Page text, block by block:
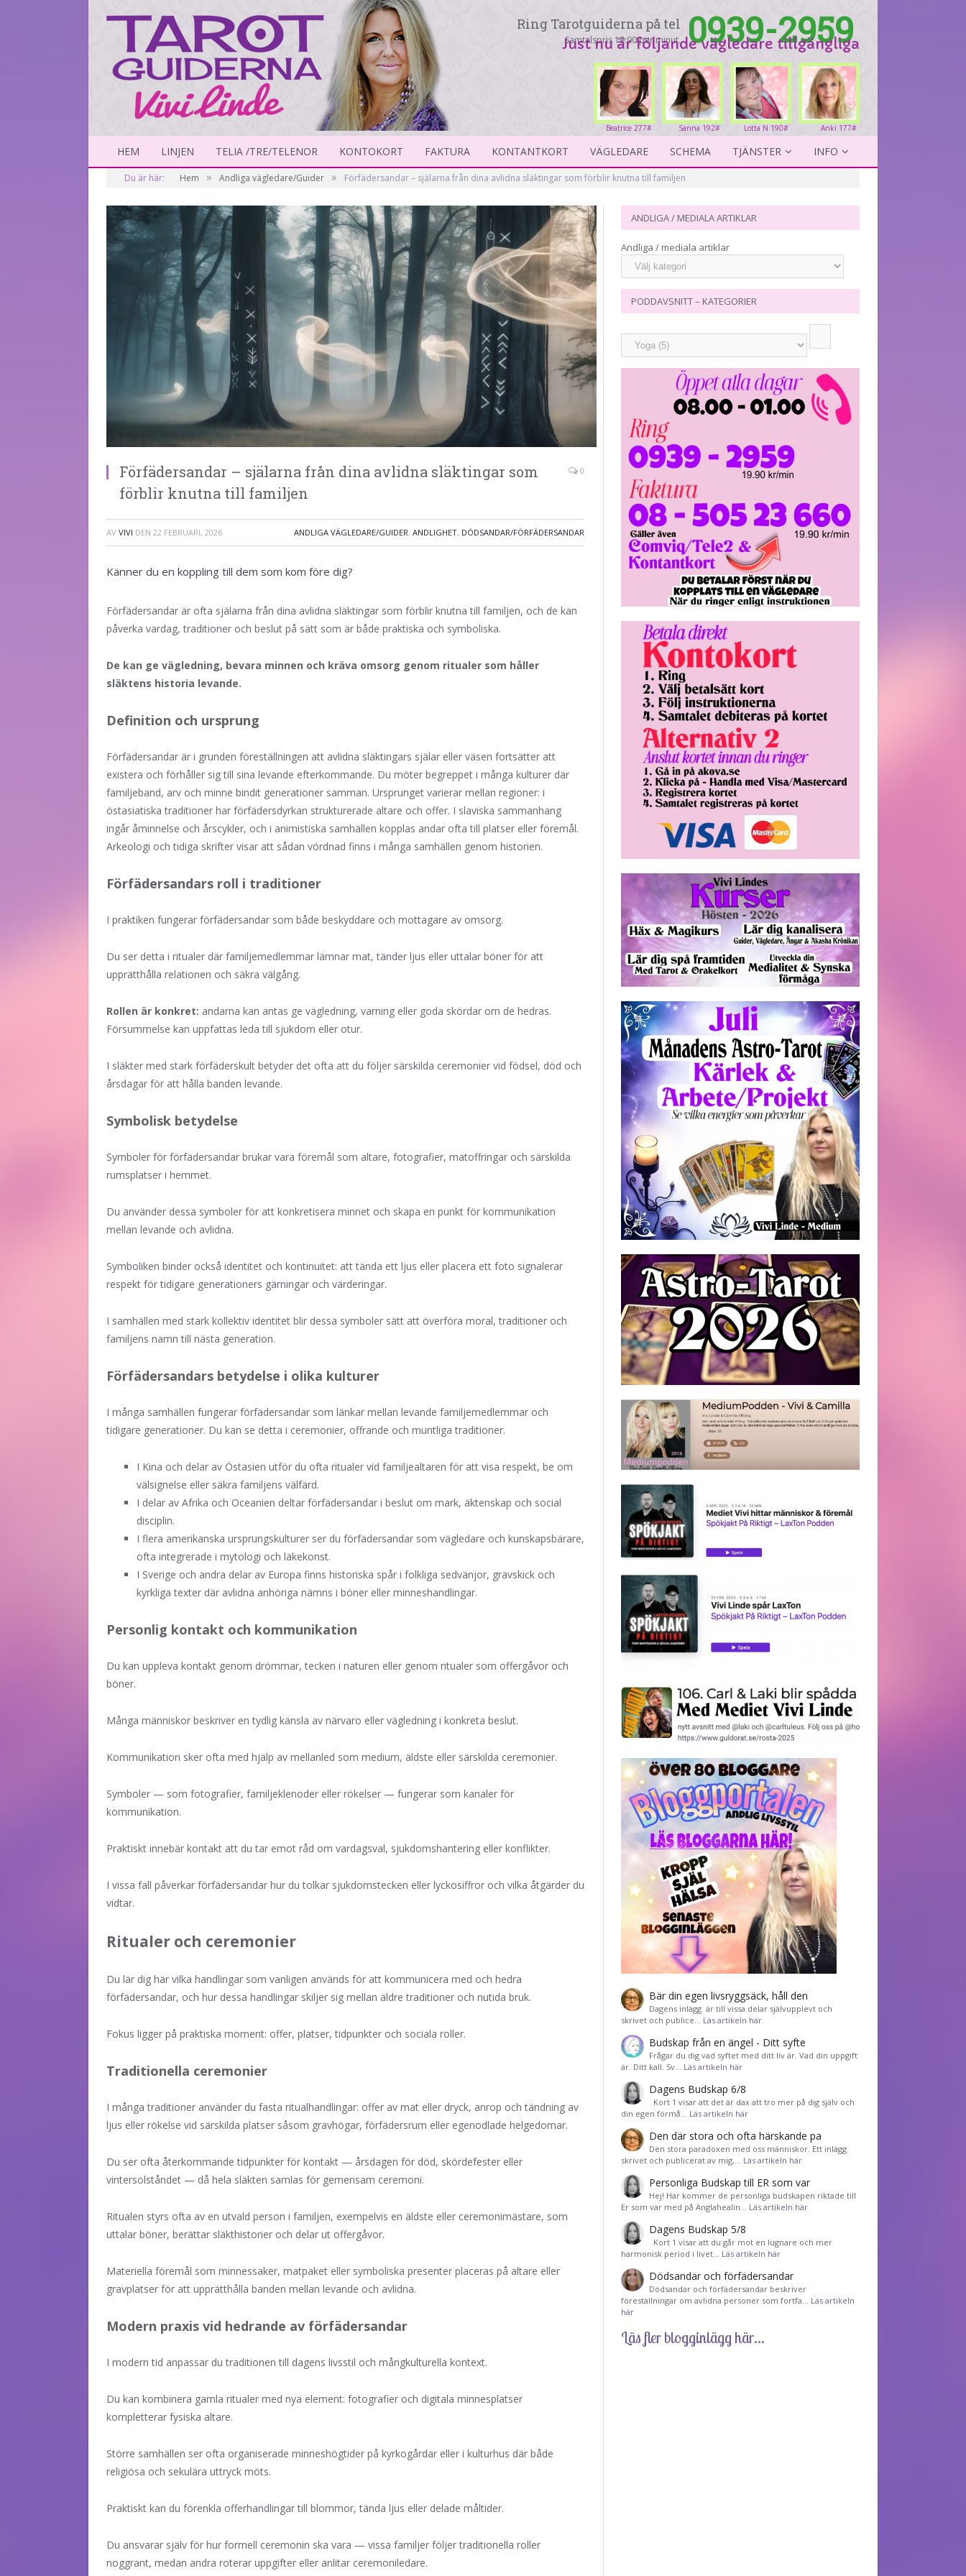
Ring Tarotguiderna på tel
Samtalspris 19:90 per minut. 0939-2959
Just nu är följande vägledare tillgängliga
Anki 177#
Lotta N 190#
Sanna 192#
Beatrice 277#
HEM LINJEN TELIA /TRE/TELENOR KONTOKORT FAKTURA KONTANTKORT VÄGLEDARE SCHEMA TJÄNSTER INFO
Du är här: Hem » Andliga vägledare/Guider » Förfädersandar – själarna från dina avlidna släktingar som förblir knutna till familjen
Förfädersandar – själarna från dina avlidna släktingar som
förblir knutna till familjen
0
AV VIVI DEN 22 FEBRUARI, 2026 ANDLIGA VÄGLEDARE/GUIDER,ANDLIGHET, DÖDSANDAR/FÖRFÄDERSANDAR
Känner du en koppling till dem som kom före dig?
Förfädersandar är ofta själarna från dina avlidna släktingar som förblir knutna till familjen, och de kan
påverka vardag, traditioner och beslut på sätt som är både praktiska och symboliska.
De kan ge vägledning, bevara minnen och kräva omsorg genom ritualer som håller
släktens historia levande.
Definition och ursprung
Förfädersandar är i grunden föreställningen att avlidna släktingars själar eller väsen fortsätter att
existera och förhåller sig till sina levande efterkommande. Du möter begreppet i många kulturer där
familjeband, arv och minne bindit generationer samman. Ursprunget varierar mellan regioner: i
östasiatiska traditioner har förfädersdyrkan strukturerade altare och offer. I slaviska sammanhang
ingår åminnelse och årscykler, och i animistiska samhällen kopplas andar ofta till platser eller föremål.
Arkeologi och tidiga skrifter visar att sådan vördnad finns i många samhällen genom historien.
Förfädersandars roll i traditioner
I praktiken fungerar förfädersandar som både beskyddare och mottagare av omsorg.
Du ser detta i ritualer där familjemedlemmar lämnar mat, tänder ljus eller uttalar böner för att
upprätthålla relationen och säkra välgång.
Rollen är konkret: andarna kan antas ge vägledning, varning eller goda skördar om de hedras.
Försummelse kan uppfattas leda till sjukdom eller otur.
I släkter med stark förfäderskult betyder det ofta att du följer särskilda ceremonier vid födsel, död och
årsdagar för att hålla banden levande.
Symbolisk betydelse
Symboler för förfädersandar brukar vara föremål som altare, fotografier, matoffringar och särskilda
rumsplatser i hemmet.
Du använder dessa symboler för att konkretisera minnet och skapa en punkt för kommunikation
mellan levande och avlidna.
Symboliken binder också identitet och kontinuitet: att tända ett ljus eller placera ett foto signalerar
respekt för tidigare generationers gärningar och värderingar.
I samhällen med stark kollektiv identitet blir dessa symboler sätt att överföra moral, traditioner och
familjens namn till nästa generation.
Förfädersandars betydelse i olika kulturer
I många samhällen fungerar förfädersandar som länkar mellan levande familjemedlemmar och
tidigare generationer. Du kan se detta i ceremonier, offrande och muntliga traditioner.
I Kina och delar av Östasien utför du ofta ritualer vid familjealtaren för att visa respekt, be om
välsignelse eller säkra familjens välfärd.
I delar av Afrika och Oceanien deltar förfädersandar i beslut om mark, äktenskap och social
disciplin.
I flera amerikanska ursprungskulturer ser du förfädersandar som vägledare och kunskapsbärare,
ofta integrerade i mytologi och läkekonst.
I Sverige och andra delar av Europa finns historiska spår i folkliga sedvänjor, gravskick och
kyrkliga texter där avlidna anhöriga nämns i böner eller minneshandlingar.
Personlig kontakt och kommunikation
Du kan uppleva kontakt genom drömmar, tecken i naturen eller genom ritualer som offergåvor och
böner.
Många människor beskriver en tydlig känsla av närvaro eller vägledning i konkreta beslut.
Kommunikation sker ofta med hjälp av mellanled som medium, äldste eller särskilda ceremonier.
Symboler — som fotografier, familjeklenoder eller rökelser — fungerar som kanaler för
kommunikation.
Praktiskt innebär kontakt att du tar emot råd om vardagsval, sjukdomshantering eller konflikter.
I vissa fall påverkar förfädersandar hur du tolkar sjukdomstecken eller lyckosiffror och vilka åtgärder du
vidtar.
Ritualer och ceremonier
Du lär dig här vilka handlingar som vanligen används för att kommunicera med och hedra
förfädersandar, och hur dessa handlingar skiljer sig mellan äldre traditioner och nutida bruk.
Fokus ligger på praktiska moment: offer, platser, tidpunkter och sociala roller.
Traditionella ceremonier
I många traditioner använder du fasta ritualhandlingar: offer av mat eller dryck, anrop och tändning av
ljus eller rökelse vid särskilda platser såsom gravhögar, förfädersrum eller egenodlade helgedomar.
Du ser ofta återkommande tidpunkter för kontakt — årsdagen för död, skördefester eller
vintersolståndet — då hela släkten samlas för gemensam ceremoni.
Ritualen styrs ofta av en utvald person i familjen, exempelvis en äldste eller ceremonimästare, som
uttalar böner, berättar släkthistorier och delar ut offergåvor.
Materiella föremål som minnessaker, matpaket eller symboliska presenter placeras på altare eller
gravplatser för att upprätthålla banden mellan levande och avlidna.
Modern praxis vid hedrande av förfädersandar
I modern tid anpassar du traditionen till dagens livsstil och mångkulturella kontext.
Du kan kombinera gamla ritualer med nya element: fotografier och digitala minnesplatser
kompletterar fysiska altare.
Större samhällen ser ofta organiserade minneshögtider på kyrkogårdar eller i kulturhus där både
religiösa och sekulära uttryck möts.
Praktiskt kan du förenkla offerhandlingar till blommor, tända ljus eller delade måltider.
Du ansvarar själv för hur formell ceremonin ska vara — vissa familjer följer traditionella roller
noggrant, medan andra roterar uppgifter eller anlitar ceremoniledare.
ANDLIGA / MEDIALA ARTIKLAR
Andliga / mediala artiklar
PODDAVSNITT – KATEGORIER
Bär din egen livsryggsäck, håll den
Dagens inlägg är till vissa delar självupplevt och
skrivet och publice… Läs artikeln här
Budskap från en ängel - Ditt syfte
Frågar du dig vad syftet med ditt liv är. Vad din uppgift
är. Ditt kall. Sv… Läs artikeln här
Dagens Budskap 6/8
Kort 1 visar att det är dax att tro mer på dig själv och
din egen förmå… Läs artikeln här
Den där stora och ofta härskande pa
Den stora paradoxen med oss människor. Ett inlägg
skrivet och publicerat av mig,… Läs artikeln här
Personliga Budskap till ER som var
Hej! Här kommer de personliga budskapen riktade till
Er som var med på Änglahealin… Läs artikeln här
Dagens Budskap 5/8
Kort 1 visar att du går mot en lugnare och mer
harmonisk period i livet… Läs artikeln här
Dödsandar och förfädersandar
Dödsandar och förfädersandar beskriver
föreställningar om avlidna personer som fortfa… Läs artikeln
här
Läs fler blogginlägg här...